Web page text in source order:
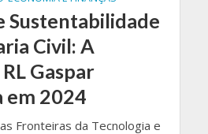
Sustentabilidade
Civil: A
Gaspar
em 2024
Fronteiras da Tecnologia e